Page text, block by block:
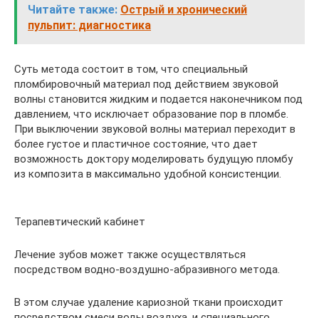
Читайте также: Острый и хронический
пульпит: диагностика
Суть метода состоит в том, что специальный
пломбировочный материал под действием звуковой
волны становится жидким и подается наконечником под
давлением, что исключает образование пор в пломбе.
При выключении звуковой волны материал переходит в
более густое и пластичное состояние, что дает
возможность доктору моделировать будущую пломбу
из композита в максимально удобной консистенции.
Терапевтический кабинет
Лечение зубов может также осуществляться
посредством водно-воздушно-абразивного метода.
В этом случае удаление кариозной ткани происходит